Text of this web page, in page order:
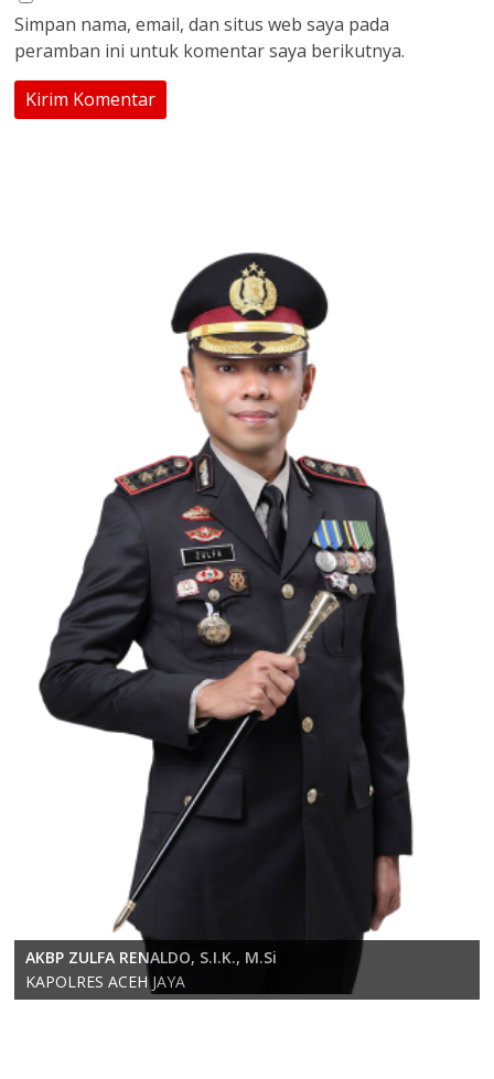
Simpan nama, email, dan situs web saya pada
peramban ini untuk komentar saya berikutnya.
AKBP ZULFA RENALDO, S.I.K., M.Si
KAPOLRES ACEH JAYA
KOMPOL RICKY ANDRIKA, S.E., S.H., M.H.
Wakapolres Aceh Jaya